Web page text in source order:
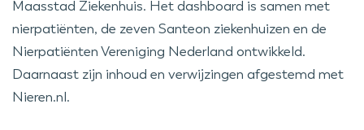
Maasstad Ziekenhuis. Het dashboard is samen met
nierpatiënten, de zeven Santeon ziekenhuizen en de
Nierpatiënten Vereniging Nederland ontwikkeld.
Daarnaast zijn inhoud en verwijzingen afgestemd met
Nieren.nl.